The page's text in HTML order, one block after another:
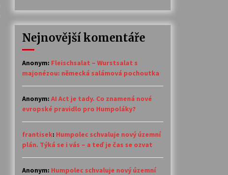
14. 7. 2026
30. 6. 2026
Nejnovější komentáře
Anonym: Fleischsalat – Wurstsalat s
majonézou: německá salámová pochoutka
Anonym: AI Act je tady. Co znamená nové
evropské pravidlo pro Humpoláky?
frantisek: Humpolec schvaluje nový územní
plán. Týká se i vás – a teď je čas se ozvat
Anonym: Humpolec schvaluje nový územní